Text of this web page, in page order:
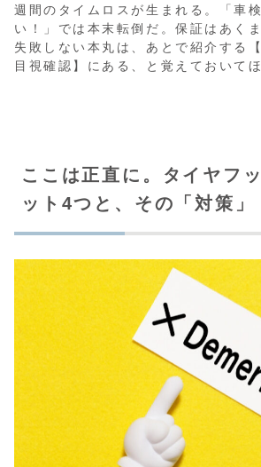
週間のタイムロスが生まれる。「車
い！」では本末転倒だ。保証はあく
失敗しない本丸は、あとで紹介する
目視確認】にある、と覚えておいてほ
ここは正直に。タイヤフ
ット4つと、その「対策」